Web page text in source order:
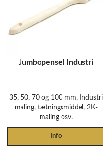
Jumbopensel Industri
35, 50, 70 og 100 mm. Industri
maling, tætningsmiddel, 2K-
maling osv.
Info